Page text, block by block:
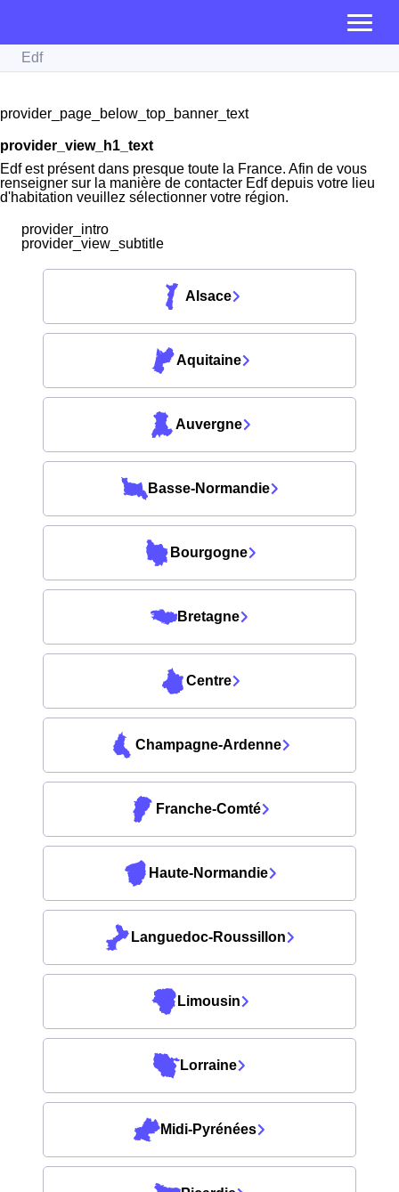
Edf
provider_page_below_top_banner_text
provider_view_h1_text
Edf est présent dans presque toute la France. Afin de vous
renseigner sur la manière de contacter Edf depuis votre lieu
d'habitation veuillez sélectionner votre région.
provider_intro
provider_view_subtitle
Alsace
Aquitaine
Auvergne
Basse-Normandie
Bourgogne
Bretagne
Centre
Champagne-Ardenne
Franche-Comté
Haute-Normandie
Languedoc-Roussillon
Limousin
Lorraine
Midi-Pyrénées